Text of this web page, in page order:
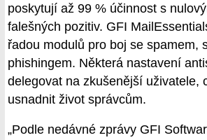
poskytují až 99 % účinnost s
falešných pozitiv. GFI
řadou modulů pro boj se spamem,
phishingem. Některá nastavení
delegovat na zkušenější uživatele,
usnadnit život správcům.
„Podle nedávné zprávy GFI